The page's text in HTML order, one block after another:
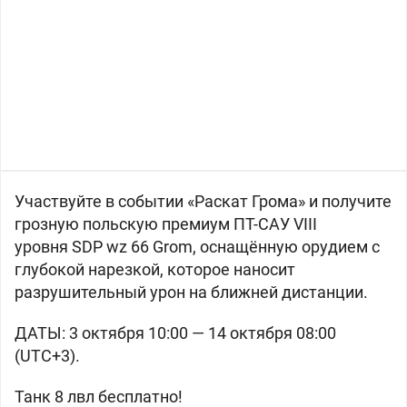
Участвуйте в событии «Раскат Грома» и получите
грозную польскую премиум ПТ-САУ VIII
уровня SDP wz 66 Grom, оснащённую орудием с
глубокой нарезкой, которое наносит
разрушительный урон на ближней дистанции.
ДАТЫ: 3 октября 10:00 — 14 октября 08:00
(UTC+3).
Танк 8 лвл бесплатно!